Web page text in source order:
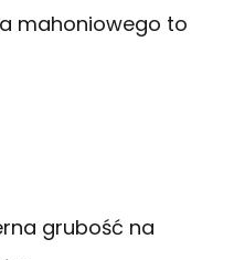
mahoniowego to
grubość na